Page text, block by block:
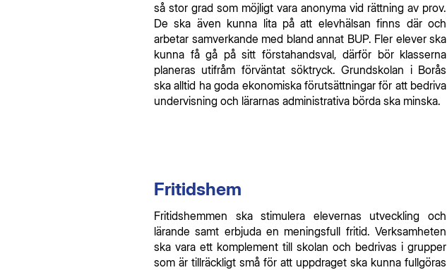
så stor grad som möjligt vara anonyma vid rättning av prov.
De ska även kunna lita på att elevhälsan finns där och
arbetar samverkande med bland annat BUP. Fler elever ska
kunna få gå på sitt förstahandsval, därför bör klasserna
planeras utifråm förväntat söktryck. Grundskolan i Borås
ska alltid ha goda ekonomiska förutsättningar för att bedriva
undervisning och lärarnas administrativa börda ska minska.
Fritidshem
Fritidshemmen ska stimulera elevernas utveckling och
lärande samt erbjuda en meningsfull fritid. Verksamheten
ska vara ett komplement till skolan och bedrivas i grupper
som är tillräckligt små för att uppdraget ska kunna fullgöras